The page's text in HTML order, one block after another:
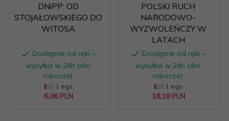
DNiPP: OD
STOJAŁOWSKIEGO DO
WITOSA
Dostępne od ręki –
wysyłka w 24h (dni
robocze)
1 egz.
6,06 PLN
POLSKI RUCH
NARODOWO-
WYZWOLEŃCZY W
LATACH
Dostępne od ręki –
wysyłka w 24h (dni
robocze)
1 egz.
18,18 PLN